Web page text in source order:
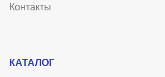
Контакты
КАТАЛОГ